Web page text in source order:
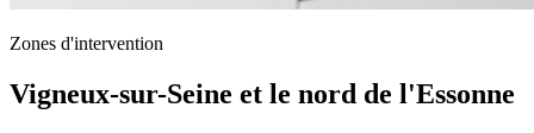
Zones d'intervention
Vigneux-sur-Seine et le nord de l'Essonne